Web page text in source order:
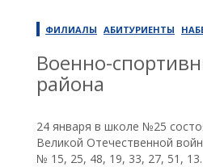
ФИЛИАЛЫ АБИТУРИЕНТЫ
Военно-
района
24 января в школе №25
Великой Отечественной
№ 15, 25, 48, 19, 33, 27, 51, 13.